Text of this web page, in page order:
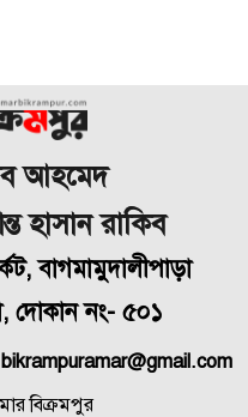
আহমেদ
হাসান রাকিব
বাগমামুদালীপাড়া
দোকান নং- ৫০১
বিক্রমপুর